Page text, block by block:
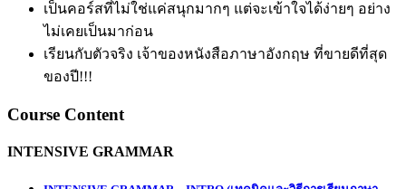
เป็นคอร์สที่ไม่ใช่แค่สนุกมากๆ แต่จะเข้าใจได้ง่ายๆ อย่าง
ไม่เคยเป็นมาก่อน
เรียนกับตัวจริง เจ้าของหนังสือภาษาอังกฤษ ที่ขายดีที่สุด
ของปี!!!
Course Content
INTENSIVE GRAMMAR